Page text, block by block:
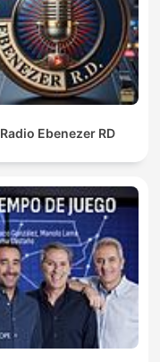
Radio Ebenezer RD